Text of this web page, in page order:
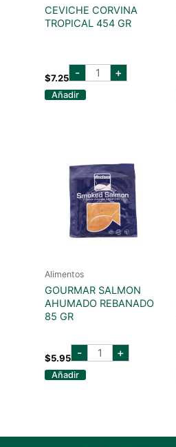
CEVICHE CORVINA
TROPICAL 454 GR
$7.25 - CEVICHE
CORVINA
TROPICAL
454
+
Añadir
Alimentos
GOURMAR SALMON
AHUMADO REBANADO
85 GR
$5.95 - GOURMAR
SALMON
+
Añadir